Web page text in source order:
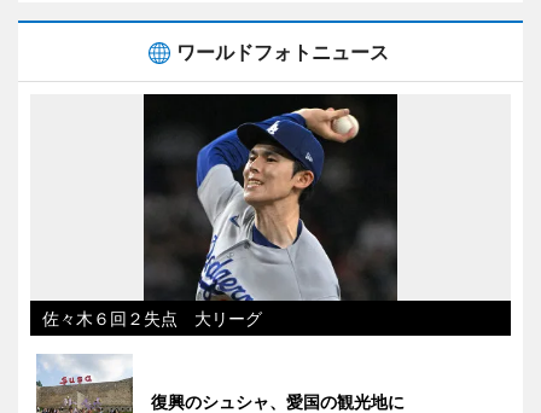
ワールドフォトニュース
佐々木６回２失点 大リーグ
復興のシュシャ、愛国の観光地に